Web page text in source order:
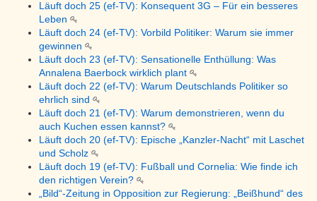
Läuft doch 25 (ef-TV): Konsequent 3G – Für ein besseres
Leben
Läuft doch 24 (ef-TV): Vorbild Politiker: Warum sie immer
gewinnen
Läuft doch 23 (ef-TV): Sensationelle Enthüllung: Was
Annalena Baerbock wirklich plant
Läuft doch 22 (ef-TV): Warum Deutschlands Politiker so
ehrlich sind
Läuft doch 21 (ef-TV): Warum demonstrieren, wenn du
auch Kuchen essen kannst?
Läuft doch 20 (ef-TV): Epische „Kanzler-Nacht“ mit Laschet
und Scholz
Läuft doch 19 (ef-TV): Fußball und Cornelia: Wie finde ich
den richtigen Verein?
„Bild“-Zeitung in Opposition zur Regierung: „Beißhund“ des